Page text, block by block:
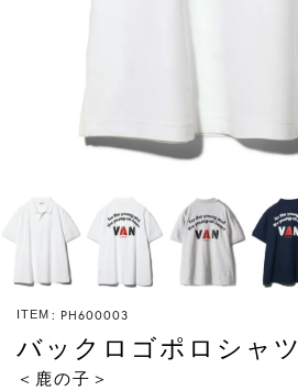
ITEM PH600003
バックロゴポロシャツ
＜鹿の子＞